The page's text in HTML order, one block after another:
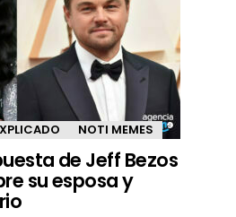
NOTI MEMES
de Jeff Bezos
su esposa y